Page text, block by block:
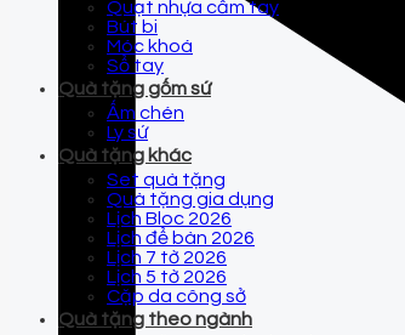
Quạt nhựa cầm tay
Bút bi
Móc khoá
Sổ tay
Quà tặng gốm sứ
Ấm chén
Ly sứ
Quà tặng khác
Set quà tặng
Quà tặng gia dụng
Lịch Bloc 2026
Lịch để bàn 2026
Lịch 7 tờ 2026
Lịch 5 tờ 2026
Cặp da công sở
Quà tặng theo ngành